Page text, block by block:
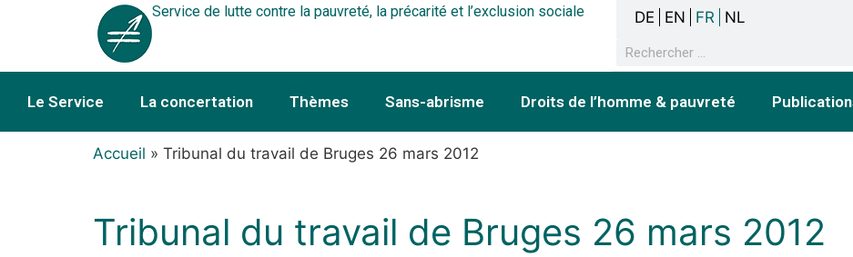
Service de lutte contre la pauvreté, la précarité et l’exclusion sociale DE EN FR NL
Le Service La concertation Thèmes Sans-abrisme Droits de l’homme & pauvreté
Accueil » Tribunal du travail de Bruges 26 mars 2012
Tribunal du travail de Bruges 26 mars 2012